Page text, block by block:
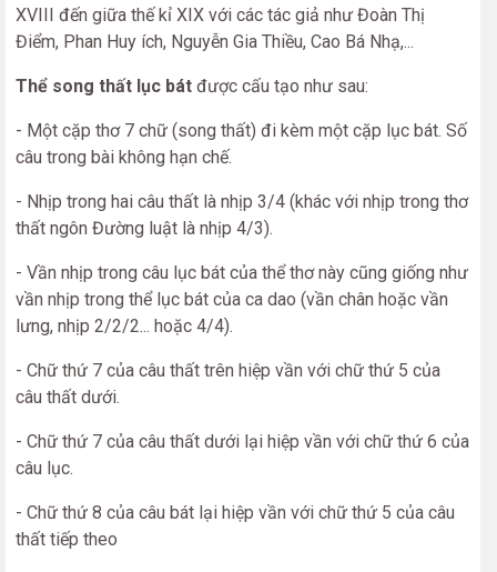
XVIII đến giữa thế kỉ XIX với các tác giả như Đoàn Thị
Điểm, Phan Huy ích, Nguyễn Gia Thiều, Cao Bá Nhạ,...
Thể song thất lục bát được cấu tạo như sau:
- Một cặp thơ 7 chữ (song thất) đi kèm một cặp lục bát. Số
câu trong bài không hạn chế.
- Nhịp trong hai câu thất là nhịp 3/4 (khác với nhịp trong thơ
thất ngôn Đường luật là nhịp 4/3).
- Vần nhịp trong câu lục bát của thể thơ này cũng giống như
vần nhịp trong thể lục bát của ca dao (vần chân hoặc vần
lưng, nhịp 2/2/2... hoặc 4/4).
- Chữ thứ 7 của câu thất trên hiệp vần với chữ thứ 5 của
câu thất dưới.
- Chữ thứ 7 của câu thất dưới lại hiệp vần với chữ thứ 6 của
câu lục.
- Chữ thứ 8 của câu bát lại hiệp vần với chữ thứ 5 của câu
thất tiếp theo